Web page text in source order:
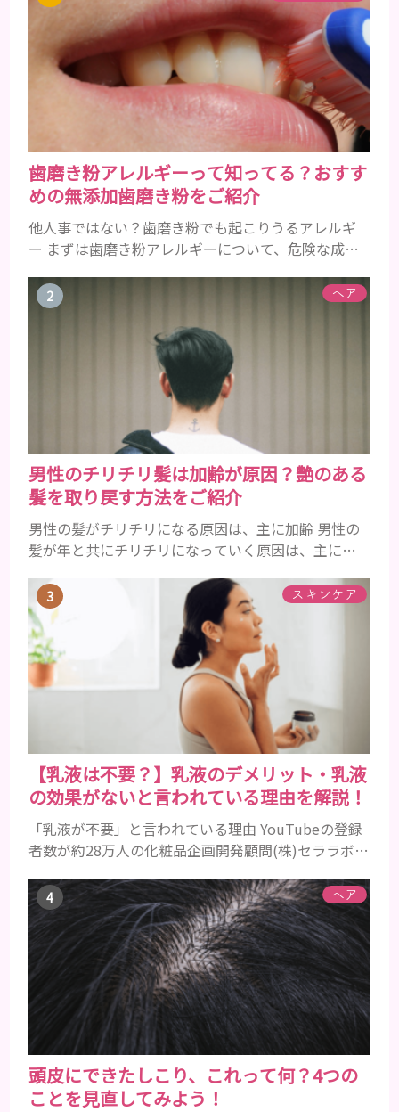
歯磨き粉アレルギーって知ってる？おすす
めの無添加歯磨き粉をご紹介
他人事ではない？歯磨き粉でも起こりうるアレルギ
ー まずは歯磨き粉アレルギーについて、危険な成分
まれるアレルギーを起こすおそれのある成分 まず、
普段お使いの歯磨き粉に含まれているどの成分にア
レルギーを引き起こすおそれがあるのかを説明しま
すね。 •フッ素･･･歯の表面のエナメルを守り強くし
たり、虫歯と防ぐ働きを持つ成分 •香味料 ･･･歯磨き
ヘア
男性のチリチリ髪は加齢が原因？艶のある
髪を取り戻す方法をご紹介
男性の髪がチリチリになる原因は、主に加齢 男性の
髪が年と共にチリチリになっていく原因は、主に加
にツヤがあった男性も、いつのまにか髪がチリチリ
でペタンとするようになったと感じる人もいるでし
ょう。特に大人の男性としての魅力が出てくる40代
以降の男性に悩んでいる人が多い傾向があります。
髪が生え変わるサイクルは、年齢と共に乱れていき
ます。髪が太くならないま...
スキンケア
【乳液は不要？】乳液のデメリット・乳液
の効果がないと言われている理由を解説！
「乳液が不要」と言われている理由 YouTubeの登録
者数が約28万人の化粧品企画開発顧問(株)セララボ代
た。 スキンケアで1番不要なものは『乳液』だと思っ
てます。成分を見ると化粧水と変わらない(乳濁剤で
濁らせてゲル化剤で粘度付けてるだけの)ものが多す
ぎますしそもそも油分を足したいならクリームがあ
ります。僕自身ここ10年くらい乳液は使ってません
がなんの...
ヘア
頭皮にできたしこり、これって何？4つの
ことを見直してみよう！